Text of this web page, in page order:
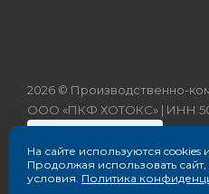
2026 © Производственно-
ООО «ПКФ ХОТОКС» | ИНН
На сайте используются cookies
Продолжая использовать
условия. Политика